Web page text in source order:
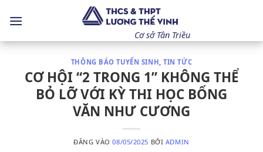
qua
Cơ sở Tân Triều
THÔNG BÁO TUYỂN SINH,TIN TỨC
CƠ HỘI “2 TRONG 1” KHÔNG THỂ
BỎ LỠ VỚI KỲ THI HỌC BỔNG
VĂN NHƯ CƯƠNG
ĐĂNG VÀO08/05/2025 BỞI ADMIN